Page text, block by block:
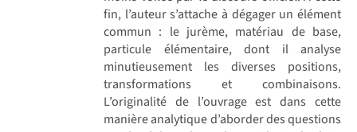
fin, l’auteur s’attache à dégager un élément
commun : le jurème, matériau de base,
particule élémentaire, dont il analyse
minutieusement les diverses positions,
transformations et combinaisons.
L’originalité de l’ouvrage est dans cette
manière analytique d’aborder des questions